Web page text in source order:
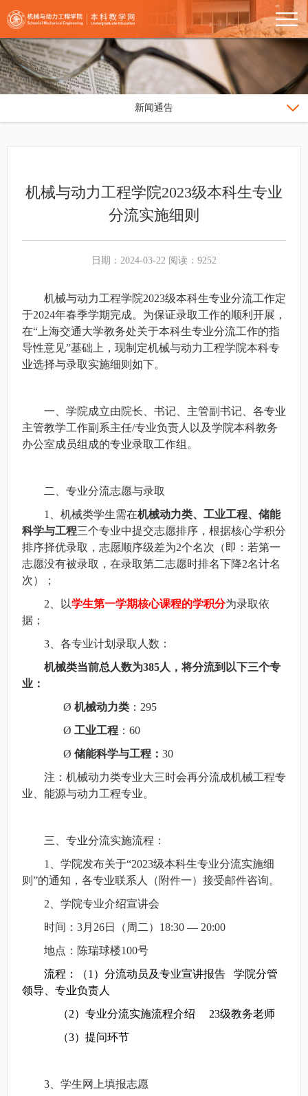
新闻通告
机械与动力工程学院2023级本科生专业
分流实施细则
日期：2024-03-22 阅读：9252
机械与动力工程学院2023级本科生专业分流工作定
于2024年春季学期完成。为保证录取工作的顺利开展，
在“上海交通大学教务处关于本科生专业分流工作的指
导性意见”基础上，现制定机械与动力工程学院本科专
业选择与录取实施细则如下。
一、学院成立由院长、书记、主管副书记、各专业
主管教学工作副系主任/专业负责人以及学院本科教务
办公室成员组成的专业录取工作组。
二、专业分流志愿与录取
1
、机械类学生需在机械动力类、工业工程、储能
科学与工程三个专业中提交志愿排序，根据核心学积分
排序择优录取，志愿顺序级差为2个名次（即：若第一
志愿没有被录取，在录取第二志愿时排名下降2名计名
次）；
2 、以学生第一学期核心课程的学积分为录取依
据；
3 、各专业计划录取人数：
机械类当前总人数为385人，将分流到以下三个专
业：
Ø 机械动力类 ：295
Ø 工业工程 ：60
Ø 储能科学与工程： 30
注：机械动力类专业大三时会再分流成机械工程专
业、能源与动力工程专业。
三、专业分流实施流程：
1
、学院发布关于“2023级本科生专业分流实施细
则”的通知，各专业联系人（附件一）接受邮件咨询。
2 、学院专业介绍宣讲会
时间：3月26日（周二）18:30 — 20:00
地点：陈瑞球楼100号
流程：（1）分流动员及专业宣讲报告 学院分管
领导、专业负责人
（2）专业分流实施流程介绍 23级教务老师
（3）提问环节
3 、学生网上填报志愿